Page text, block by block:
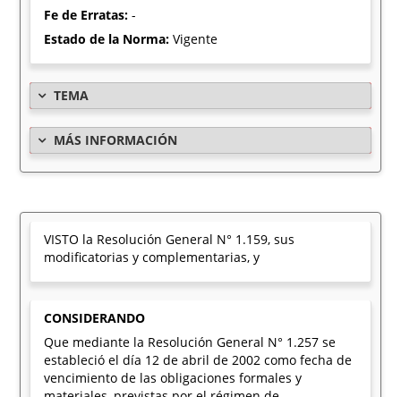
Fe de Erratas:-
Estado de la Norma:Vigente
TEMA
MÁS INFORMACIÓN
VISTO la Resolución General N° 1.159, sus
modificatorias y complementarias, y
CONSIDERANDO
Que mediante la Resolución General N° 1.257 se
estableció el día 12 de abril de 2002 como fecha de
vencimiento de las obligaciones formales y